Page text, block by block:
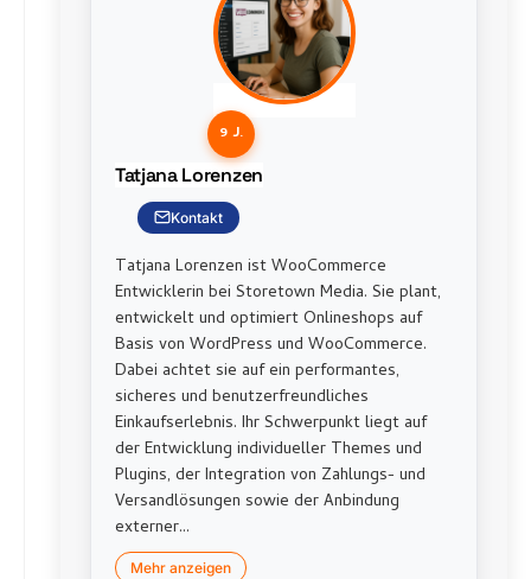
9 J.
Tatjana Lorenzen
Kontakt
Tatjana Lorenzen ist WooCommerce
Entwicklerin bei Storetown Media. Sie plant,
entwickelt und optimiert Onlineshops auf
Basis von WordPress und WooCommerce.
Dabei achtet sie auf ein performantes,
sicheres und benutzerfreundliches
Einkaufserlebnis. Ihr Schwerpunkt liegt auf
der Entwicklung individueller Themes und
Plugins, der Integration von Zahlungs- und
Versandlösungen sowie der Anbindung
externer...
Mehr anzeigen